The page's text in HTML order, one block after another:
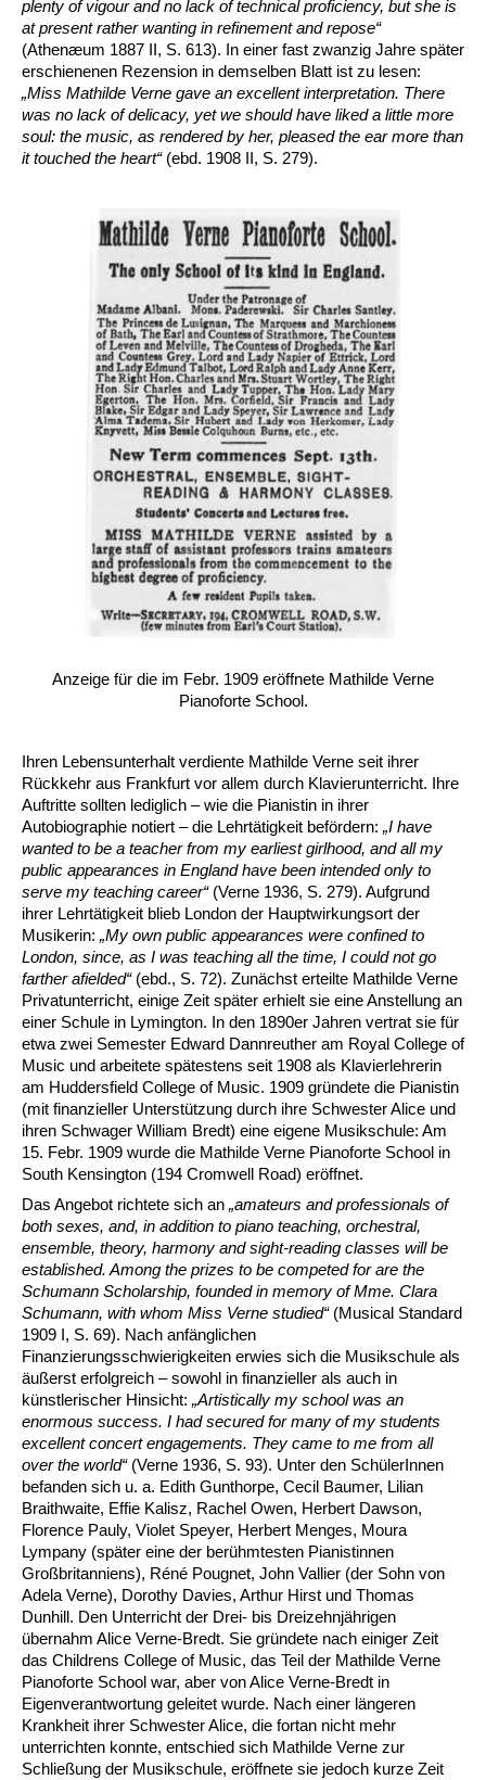
plenty of vigour and no lack of technical proficiency, but she is
at present rather wanting in refinement and repose“
(Athenæum 1887 II, S. 613). In einer fast zwanzig Jahre später
erschienenen Rezension in demselben Blatt ist zu lesen:
„Miss Mathilde Verne gave an excellent interpretation. There
was no lack of delicacy, yet we should have liked a little more
soul: the music, as rendered by her, pleased the ear more than
it touched the heart“(ebd. 1908 II, S. 279).
Anzeige für die im Febr. 1909 eröffnete Mathilde Verne
Pianoforte School.
Ihren Lebensunterhalt verdiente Mathilde Verne seit ihrer
Rückkehr aus Frankfurt vor allem durch Klavierunterricht. Ihre
Auftritte sollten lediglich – wie die Pianistin in ihrer
Autobiographie notiert – die Lehrtätigkeit befördern: „I have
wanted to be a teacher from my earliest girlhood, and all my
public appearances in England have been intended only to
serve my teaching career“ (Verne 1936, S. 279). Aufgrund
ihrer Lehrtätigkeit blieb London der Hauptwirkungsort der
Musikerin: „My own public appearances were confined to
London, since, as I was teaching all the time, I could not go
farther afielded“(ebd., S. 72). Zunächst erteilte Mathilde Verne
Privatunterricht, einige Zeit später erhielt sie eine Anstellung an
einer Schule in Lymington. In den 1890er Jahren vertrat sie für
etwa zwei Semester Edward Dannreuther am Royal College of
Music und arbeitete spätestens seit 1908 als Klavierlehrerin
am Huddersfield College of Music. 1909 gründete die Pianistin
(mit finanzieller Unterstützung durch ihre Schwester Alice und
ihren Schwager William Bredt) eine eigene Musikschule: Am
15. Febr. 1909 wurde die Mathilde Verne Pianoforte School in
South Kensington (194 Cromwell Road) eröffnet.
Das Angebot richtete sich an „amateurs and professionals of
both sexes, and, in addition to piano teaching, orchestral,
ensemble, theory, harmony and sight-reading classes will be
established. Among the prizes to be competed for are the
Schumann Scholarship, founded in memory of Mme. Clara
Schumann, with whom Miss Verne studied“(Musical Standard
1909 I, S. 69). Nach anfänglichen
Finanzierungsschwierigkeiten erwies sich die Musikschule als
äußerst erfolgreich – sowohl in finanzieller als auch in
künstlerischer Hinsicht: „Artistically my school was an
enormous success. I had secured for many of my students
excellent concert engagements. They came to me from all
over the world“(Verne 1936, S. 93). Unter den SchülerInnen
befanden sich u. a. Edith Gunthorpe, Cecil Baumer, Lilian
Braithwaite, Effie Kalisz, Rachel Owen, Herbert Dawson,
Florence Pauly, Violet Speyer, Herbert Menges, Moura
Lympany (später eine der berühmtesten Pianistinnen
Großbritanniens), Réné Pougnet, John Vallier (der Sohn von
Adela Verne), Dorothy Davies, Arthur Hirst und Thomas
Dunhill. Den Unterricht der Drei- bis Dreizehnjährigen
übernahm Alice Verne-Bredt. Sie gründete nach einiger Zeit
das Childrens College of Music, das Teil der Mathilde Verne
Pianoforte School war, aber von Alice Verne-Bredt in
Eigenverantwortung geleitet wurde. Nach einer längeren
Krankheit ihrer Schwester Alice, die fortan nicht mehr
unterrichten konnte, entschied sich Mathilde Verne zur
Schließung der Musikschule, eröffnete sie jedoch kurze Zeit